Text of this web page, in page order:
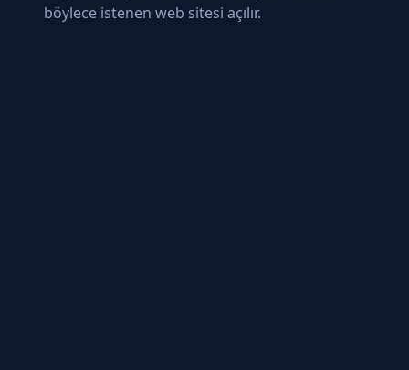
böylece istenen web sitesi açılır.